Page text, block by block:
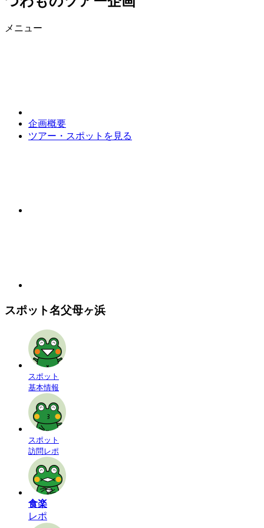
メニュー
企画概要
ツアー・スポットを見る
スポット名父母ヶ浜
スポット
基本情報
スポット
訪問レポ
食楽
レポ